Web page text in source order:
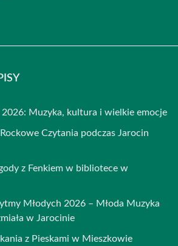
2026: Muzyka, kultura i wielkie emocje
Czytania podczas Jarocin
z Fenkiem w bibliotece w
Młodych 2026 – Młoda Muzyka
w Jarocinie
z Pieskami w Mieszkowie